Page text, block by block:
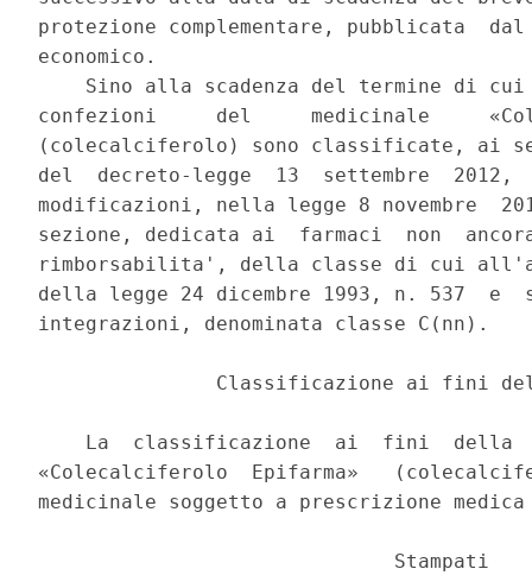
protezione complementare, pubblicata
economico.
Sino alla scadenza del termine di
confezioni     del     medicinale
(colecalciferolo) sono classificate, ai
del  decreto-legge  13  settembre
modificazioni, nella legge 8 novembre
sezione, dedicata ai  farmaci  non
rimborsabilita', della classe di cui
della legge 24 dicembre 1993, n. 537  e
integrazioni, denominata classe C(nn).
Classificazione ai fini
La  classificazione  ai  fini  della
«Colecalciferolo  Epifarma»
medicinale soggetto a prescrizione
                              Stampati